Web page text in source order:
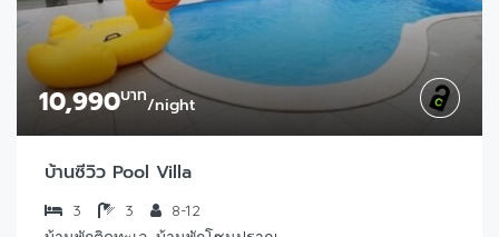
10,990บาท/night
บ้านซีวิว Pool Villa
3 3
8-12